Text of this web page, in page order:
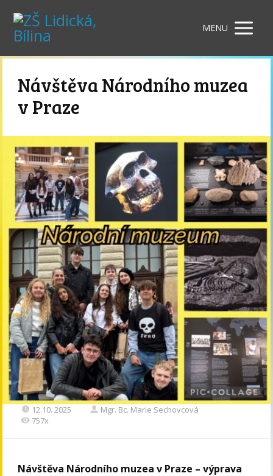
MENU
Návštěva Národního muzea
v Praze
12.10. 2025
Mgr. Bc. Marie Sechovcová
757x
Návštěva Národního muzea v Praze – výprava